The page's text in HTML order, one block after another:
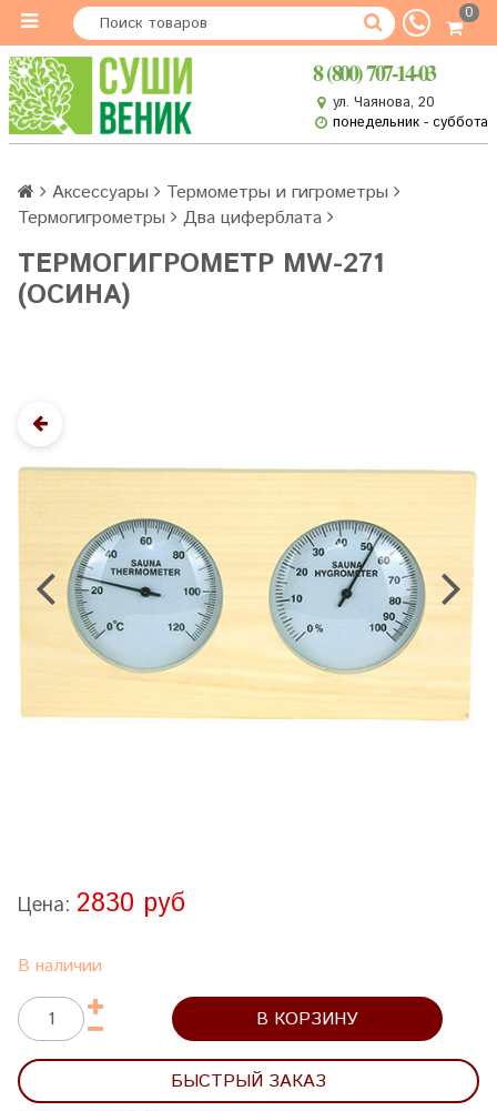
0
8 (800) 707-14-03
ул. Чаянова, 20
понедельник - суббота
Аксессуары
Термометры и гигрометры
Термогигрометры
Два циферблата
ТЕРМОГИГРОМЕТР MW-271
(ОСИНА)
Цена: 2830 руб
В наличии
В КОРЗИНУ
БЫСТРЫЙ ЗАКАЗ